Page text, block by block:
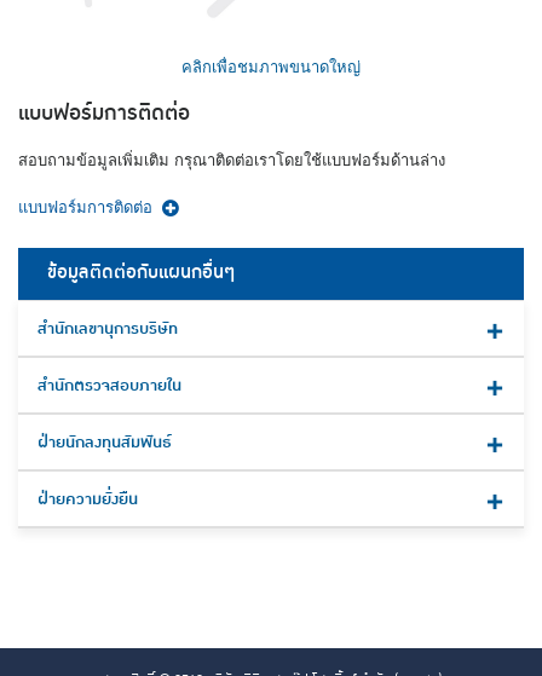
คลิกเพื่อชมภาพขนาดใหญ่
แบบฟอร์มการติดต่อ
สอบถามข้อมูลเพิ่มเติม กรุณาติดต่อเราโดยใช้แบบฟอร์มด้านล่าง
แบบฟอร์มการติดต่อ
ข้อมูลติดต่อกับแผนกอื่นๆ
สำนักเลขานุการบริษัท
สำนักตรวจสอบภายใน
ฝ่ายนักลงทุนสัมพันธ์
ฝ่ายความยั่งยืน